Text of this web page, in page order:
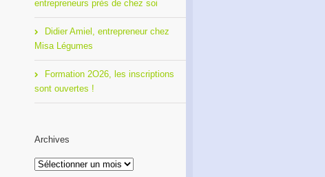
entrepreneurs près de chez soi
Didier Amiel, entrepreneur chez
Misa Légumes
Formation 2O26, les inscriptions
sont ouvertes !
Archives
Archives